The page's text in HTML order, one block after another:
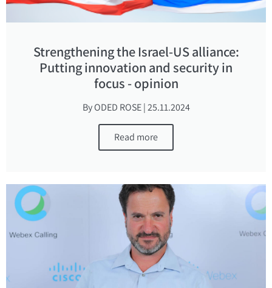
Strengthening the Israel-US alliance:
Putting innovation and security in
focus - opinion
By ODED ROSE | 25.11.2024
Read more